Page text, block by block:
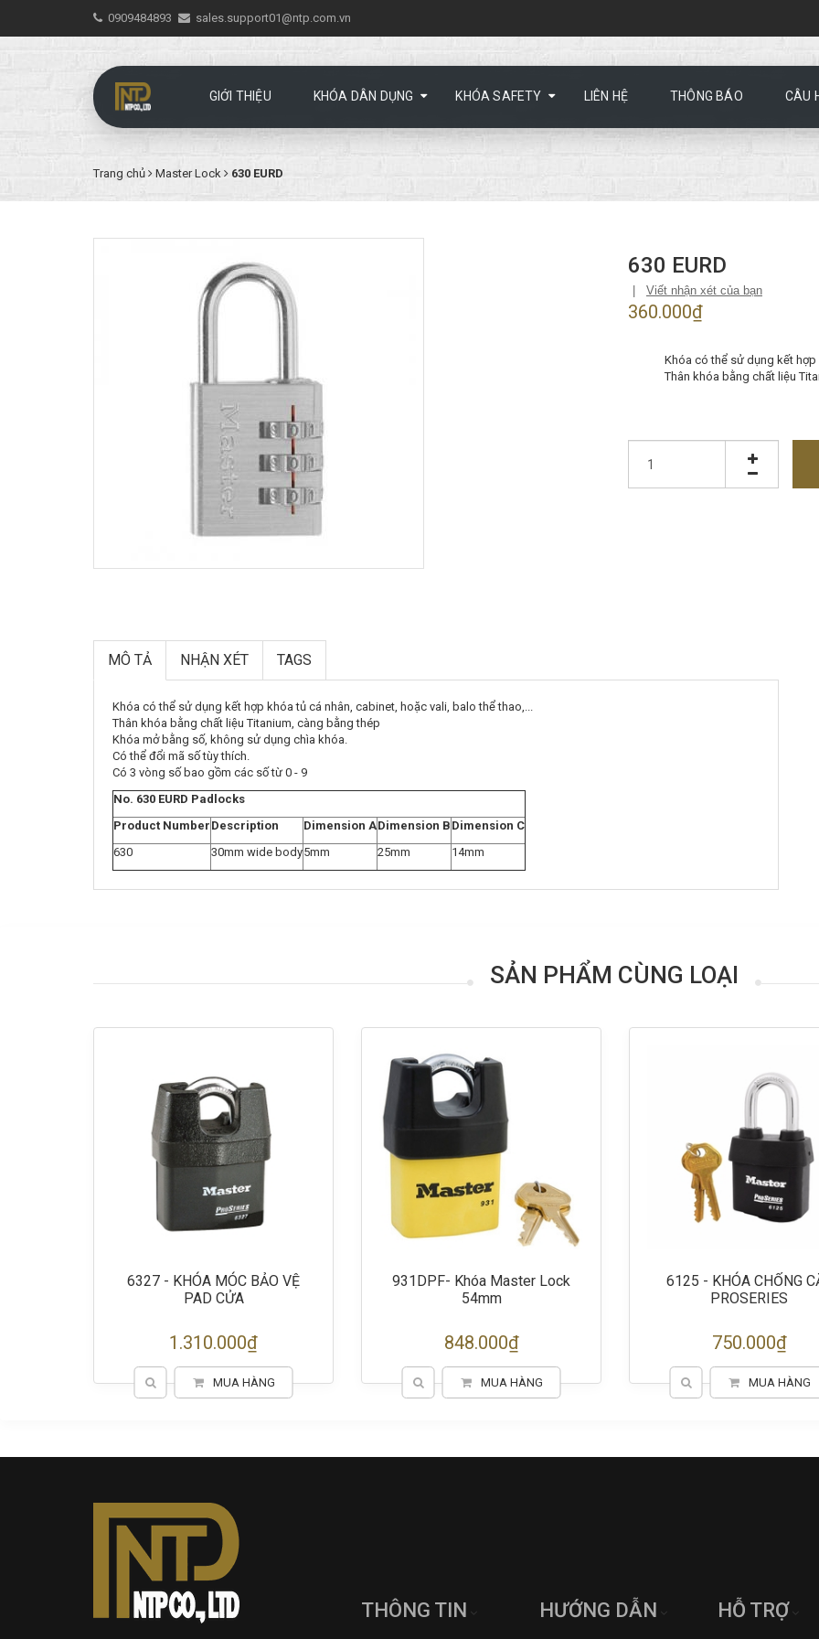
0909484893 sales.support01@ntp.com.vn
GIỚI THIỆU KHÓA DÂN DỤNG KHÓA SAFETY LIÊN HỆ THÔNG BÁO CÂU
Trang chủ Master Lock 630 EURD
630 EURD
Viết nhận xét của bạn
360.000₫
Khóa có thể sử dụng kết
Thân khóa bằng chất liệu
MÔ TẢ NHẬN XÉT TAGS
Khóa có thể sử dụng kết hợp khóa tủ cá nhân, cabinet, hoặc vali, balo thể thao,...
Thân khóa bằng chất liệu Titanium, càng bằng thép
Khóa mở bằng số, không sử dụng chìa khóa.
Có thể đổi mã số tùy thích.
Có 3 vòng số bao gồm các số từ 0 - 9
No. 630 EURD Padlocks
Product Number Description Dimension ADimension B Dimension C
630
30mm wide body5mm 25mm 14mm
SẢN PHẨM CÙNG LOẠI
6327 - KHÓA MÓC BẢO VỆ
PAD CỬA
1.310.000₫
MUA HÀNG
931DPF- Khóa Master Lock
54mm
848.000₫
MUA HÀNG
6125 - KHÓA CHỐNG
PROSERIES
750.000₫
MUA HÀNG
THÔNG TIN HƯỚNG DẪN HỖ TRỢ